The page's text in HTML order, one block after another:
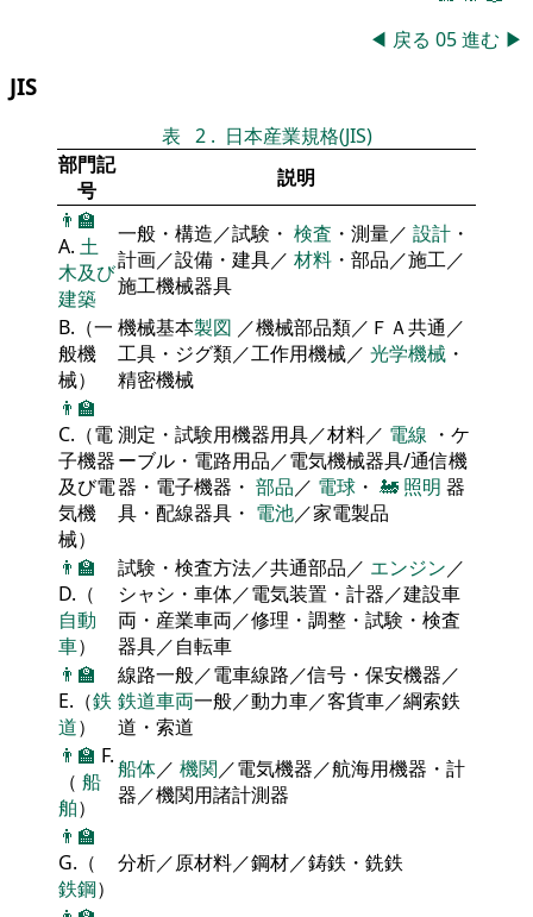
◀ 戻る 05進む ▶
JIS
表 2 . 日本産業規格(JIS)
部門記
号
説明
👨‍🏫
A. 土
木及び
建築
一般・構造／試験・ 検査 ・測量／ 設計 ・
計画／設備・建具／ 材料 ・部品／施工／
施工機械器具
B.（一
般機
械）
機械基本製図 ／機械部品類／ＦＡ共通／
工具・ジグ類／工作用機械／ 光学機械 ・
精密機械
👨‍🏫
C.（電
子機器
及び電
気機
械）
測定・試験用機器用具／材料／ 電線 ・ケ
ーブル・電路用品／電気機械器具/通信機
器・電子機器・ 部品／ 電球 ・ 🚂 照明 器
具・配線器具・ 電池／家電製品
👨‍🏫
D.（
自動
車）
試験・検査方法／共通部品／ エンジン／
シャシ・車体／電気装置・計器／建設車
両・産業車両／修理・調整・試験・検査
器具／自転車
👨‍🏫
E.（鉄
道）
線路一般／電車線路／信号・保安機器／
鉄道車両一般／動力車／客貨車／綱索鉄
道・索道
👨‍🏫 F.
（ 船
舶）
船体／ 機関／電気機器／航海用機器・計
器／機関用諸計測器
👨‍🏫
G.（
鉄鋼）
分析／原材料／鋼材／鋳鉄・銑鉄